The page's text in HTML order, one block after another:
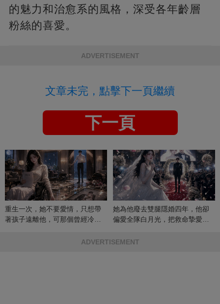
的魅力和治愈系的風格，深受各年齡層
粉絲的喜愛。
ADVERTISEMENT
文章未完，點擊下一頁繼續
下一頁
重生一次，她不要愛情，只想帶
著孩子遠離他，可那個曾經冷漠
她為他廢去雙腿隱婚四年，他卻
偏愛全隊白月光，把救命摯愛當
ADVERTISEMENT